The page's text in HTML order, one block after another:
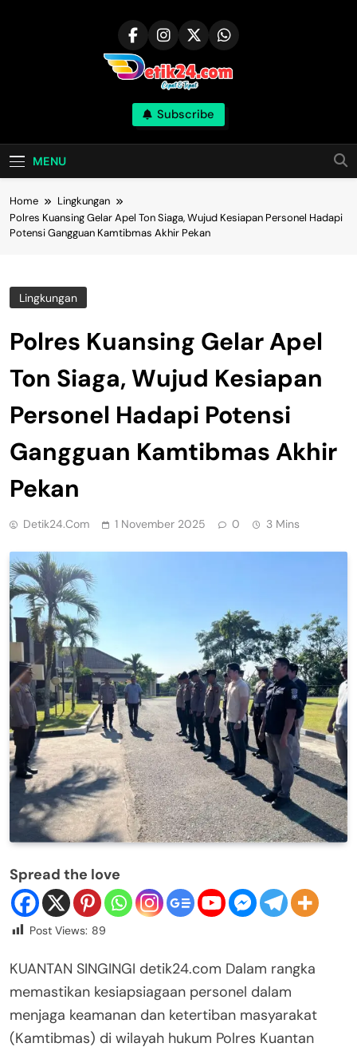
Subscribe
MENU
Home
Lingkungan
Polres Kuansing Gelar Apel Ton Siaga, Wujud Kesiapan Personel Hadapi
Potensi Gangguan Kamtibmas Akhir Pekan
Lingkungan
Polres Kuansing Gelar Apel
Ton Siaga, Wujud Kesiapan
Personel Hadapi Potensi
Gangguan Kamtibmas Akhir
Pekan
Detik24.com 1 November 2025 0 3 Mins
Spread the love
Post Views: 89
KUANTAN SINGINGI detik24.com Dalam rangka
memastikan kesiapsiagaan personel dalam
menjaga keamanan dan ketertiban masyarakat
(Kamtibmas) di wilayah hukum Polres Kuantan